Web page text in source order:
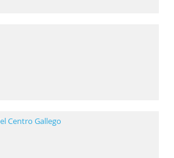
Centro Gallego